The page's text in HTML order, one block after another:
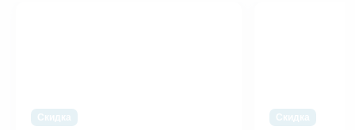
Скидка Скидка